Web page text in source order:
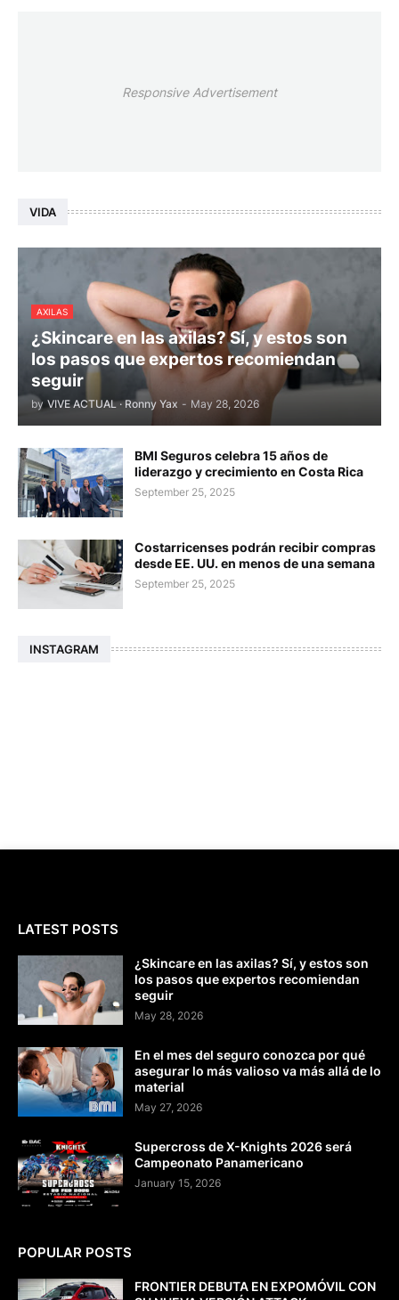
Responsive Advertisement
VIDA
AXILAS
¿Skincare en las axilas? Sí, y estos son
los pasos que expertos recomiendan
seguir
by VIVE ACTUAL · Ronny Yax - May 28, 2026
BMI Seguros celebra 15 años de
liderazgo y crecimiento en Costa Rica
September 25, 2025
Costarricenses podrán recibir compras
desde EE. UU. en menos de una semana
September 25, 2025
INSTAGRAM
LATEST POSTS
¿Skincare en las axilas? Sí, y estos son
los pasos que expertos recomiendan
seguir
May 28, 2026
En el mes del seguro conozca por qué
asegurar lo más valioso va más allá de lo
material
May 27, 2026
Supercross de X-Knights 2026 será
Campeonato Panamericano
January 15, 2026
POPULAR POSTS
FRONTIER DEBUTA EN EXPOMÓVIL CON